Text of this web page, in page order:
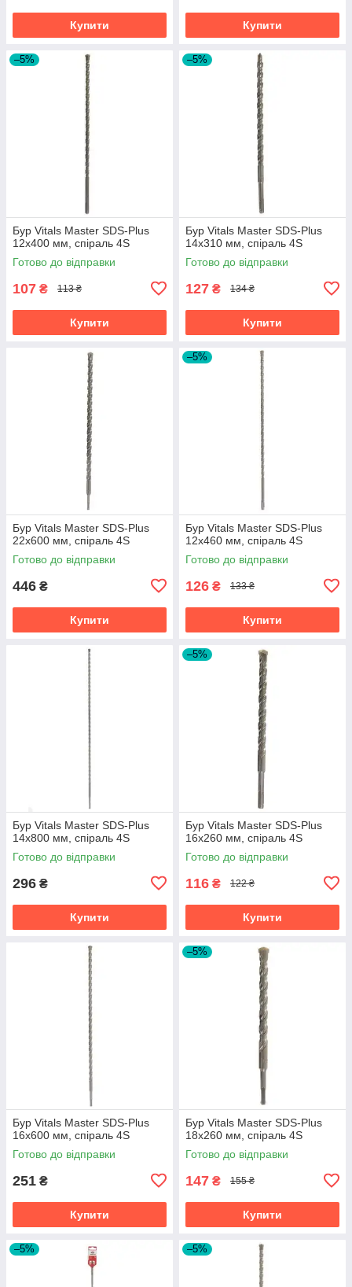
Купити Купити
–5%
Бур Vitals Master SDS-Plus
12х400 мм, спіраль 4S
Готово до відправки
107 ₴ 113 ₴
Купити
–5%
Бур Vitals Master SDS-Plus
14х310 мм, спіраль 4S
Готово до відправки
127 ₴ 134 ₴
Купити
Бур Vitals Master SDS-Plus
22х600 мм, спіраль 4S
Готово до відправки
446 ₴
Купити
–5%
Бур Vitals Master SDS-Plus
12х460 мм, спіраль 4S
Готово до відправки
126 ₴ 133 ₴
Купити
Бур Vitals Master SDS-Plus
14х800 мм, спіраль 4S
Готово до відправки
296 ₴
Купити
–5%
Бур Vitals Master SDS-Plus
16х260 мм, спіраль 4S
Готово до відправки
116 ₴ 122 ₴
Купити
Бур Vitals Master SDS-Plus
16х600 мм, спіраль 4S
Готово до відправки
251 ₴
Купити
–5%
Бур Vitals Master SDS-Plus
18х260 мм, спіраль 4S
Готово до відправки
147 ₴ 155 ₴
Купити
–5% –5%